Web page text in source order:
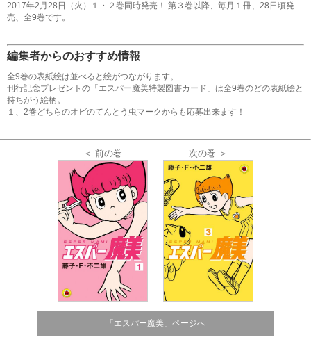
2017年2月28日（火）１・２巻同時発売！ 第３巻以降、毎月１冊、28日頃発
売、全9巻です。
編集者からのおすすめ情報
全9巻の表紙絵は並べると絵がつながります。
刊行記念プレゼントの「エスパー魔美特製図書カード」は全9巻のどの表紙絵と
持ちがう絵柄。
１、2巻どちらのオビのてんとう虫マークからも応募出来ます！
＜ 前の巻 次の巻 ＞
「エスパー魔美」ページへ